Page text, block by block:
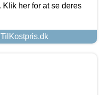
her for at se deres